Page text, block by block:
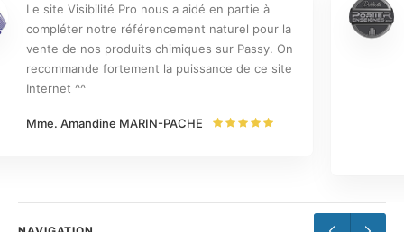
V.P. m’a aidé à me référencer sur Internet au
tout début de mon activité alors que je n’avais
pas beaucoup de moyens … depuis, les choses
ont évolué en partie grâce à cela et j’ai pu